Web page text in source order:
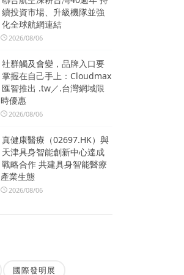
續投資市場、升級機隊並強
化全球航網連結
2026/08/06
社群觸及會變，品牌入口要
掌握在自己手上：Cloudmax
匯智推出 .tw／.台灣網域限
時優惠
2026/08/06
真健康醫療（02697.HK）與
天津具身智能創新中心達成
戰略合作 共建具身智能醫療
產業生態
2026/08/06
國際發明展